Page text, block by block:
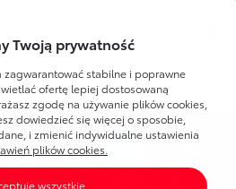
Twoją prywatność
zagwarantować stabilne i poprawne
ofertę lepiej dostosowaną
zgodę na używanie plików cookies,
dowiedzieć się więcej o sposobie,
i zmienić indywidualne ustawienia
plików cookies.
wszystkie